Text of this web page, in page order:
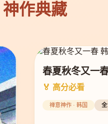
作典藏
春夏秋冬又一
🏅 高分必看
禅意神作 · 韩国 全